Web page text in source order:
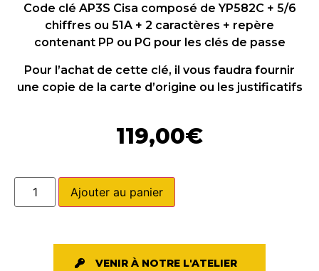
Code clé AP3S Cisa composé de YP582C + 5/6
chiffres ou 51A + 2 caractères + repère
contenant PP ou PG pour les clés de passe
Pour l’achat de cette clé, il vous faudra fournir
une copie de la carte d’origine ou les justificatifs
119,00€
Ajouter au panier
VENIR À NOTRE L'ATELIER